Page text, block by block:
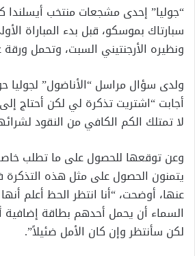
“جوليا” إحدى مشجعات منتخب أيسلندا
سبارتاك بموسكو، قبل بدء المباراة
ونظيره الأرجنتيني السبت، وتحمل ورقة
ولدى سؤال مراسل “الأناضول” لجوليا
أجابت “اشتريت تذكرة لي لكن أحتاج
لا تمتلك الكم الكافي من النقود
وعن توقعها للحصول على ما تطلب
يتمنون الحصول على مثل هذه
عنها، أوضحت، “أنا انتظر الحظ أعلم
السماء أن يحمل أحدهم بطاقة إضافية
لكن سأنتظر وإن كان الأمل ضئيلاً”.